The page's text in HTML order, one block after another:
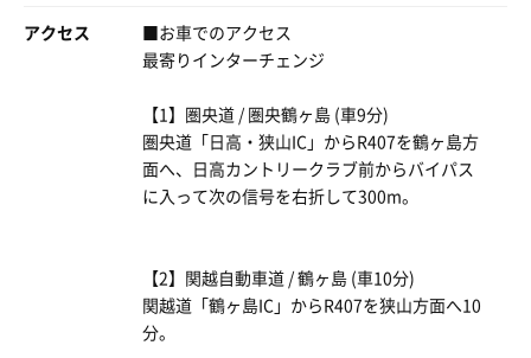
ただ一気にかけるのはやめましょう☝️
温度下がります😢
おすすめはラドル1杯分をちょこちょこ少量ずつ何回かに
上段に座ると汗はかけるがマイルドなのでおすすめは...ス
水風呂はノーマルでも十分冷たい🥶
せっかくなんで🧊を投入😏
シングルまではいかないけどかなりの冷たさ😖
やはり個室サウナは少し料金はかかってしまうが、誰にも
今度から個室サウナに行く際はスゥになりそうだ。
アクセス
■お車でのアクセス
最寄りインターチェンジ
【1】圏央道 / 圏央鶴ヶ島 (車9分)
圏央道「日高・狭山IC」からR407を鶴ヶ島方
面へ、日高カントリークラブ前からバイパス
に入って次の信号を右折して300m。
【2】関越自動車道 / 鶴ヶ島 (車10分)
関越道「鶴ヶ島IC」からR407を狭山方面へ10
分。